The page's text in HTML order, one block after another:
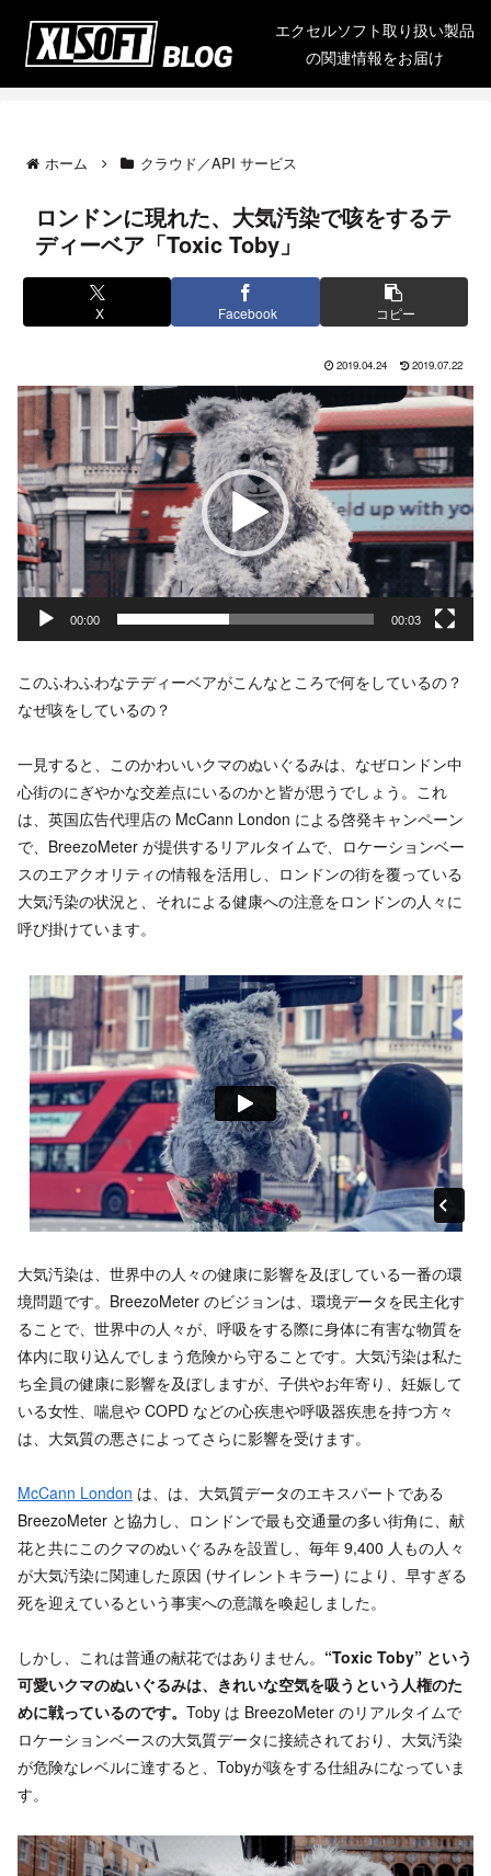
エクセルソフト取り扱い製品
の関連情報をお届け
ホーム クラウド／API サービス
ロンドンに現れた、大気汚染で咳をするテ
ディーベア「Toxic Toby」
X Facebook コピー
2019.04.24 2019.07.22
動
画
プ
レ
ー
ヤ
ー
00:00 00:03
このふわふわなテディーベアがこんなところで何をしているの？
なぜ咳をしているの？
一見すると、このかわいいクマのぬいぐるみは、なぜロンドン中
心街のにぎやかな交差点にいるのかと皆が思うでしょう。これ
は、英国広告代理店の McCann London による啓発キャンペーン
で、BreezoMeter が提供するリアルタイムで、ロケーションベー
スのエアクオリティの情報を活用し、ロンドンの街を覆っている
大気汚染の状況と、それによる健康への注意をロンドンの人々に
呼び掛けています。
大気汚染は、世界中の人々の健康に影響を及ぼしている一番の環
境問題です。BreezoMeter のビジョンは、環境データを民主化す
ることで、世界中の人々が、呼吸をする際に身体に有害な物質を
体内に取り込んでしまう危険から守ることです。大気汚染は私た
ち全員の健康に影響を及ぼしますが、子供やお年寄り、妊娠して
いる女性、喘息や COPD などの心疾患や呼吸器疾患を持つ方々
は、大気質の悪さによってさらに影響を受けます。
McCann London は、は、大気質データのエキスパートである
BreezoMeter と協力し、ロンドンで最も交通量の多い街角に、献
花と共にこのクマのぬいぐるみを設置し、毎年 9,400 人もの人々
が大気汚染に関連した原因 (サイレントキラー) により、早すぎる
死を迎えているという事実への意識を喚起しました。
しかし、これは普通の献花ではありません。 “Toxic Toby” という
可愛いクマのぬいぐるみは、きれいな空気を吸うという人権のた
めに戦っているのです。 Toby は BreezoMeter のリアルタイムで
ロケーションベースの大気質データに接続されており、大気汚染
が危険なレベルに達すると、Tobyが咳をする仕組みになっていま
す。
動